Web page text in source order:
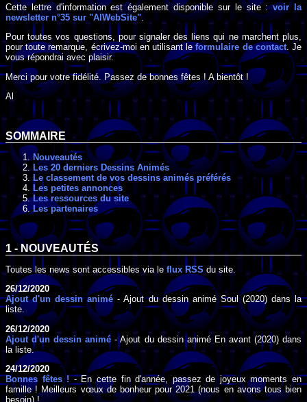
Cette lettre d'information est également disponible sur le site :voir la
newsletter n°35 sur "AlWebSite".
Pour toutes vos questions, pour signaler des liens qui ne marchent plus,
pour toute remarque, écrivez-moi en utilisant leformulaire de contact. Je
vous répondrai avec plaisir.
Merci pour votre fidélité. Passez de bonnes fêtes ! A bientôt !
Al
SOMMAIRE
Nouveautés
Les 20 derniers Dessins Animés
Le classement de vos dessins animés préférés
Les petites annonces
Les ressources du site
Les partenaires
1 - NOUVEAUTÉS
Toutes les news sont accessibles via le flux RSSdu site.
26/12/2020
Ajout d'un dessin animé - Ajout du dessin animé Soul (2020) dans la
liste.
26/12/2020
Ajout d'un dessin animé - Ajout du dessin animé En avant (2020) dans
la liste.
24/12/2020
Bonnes fêtes !- En cette fin d'année, passez de joyeux moments en
famille ! Meilleurs vœux de bonheur pour 2021 (nous en avons tous bien
besoin) !